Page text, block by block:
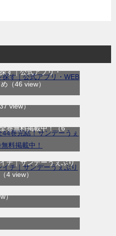
す｜公式アプリ・
（46 view）
ブラウザで無料漫画
view）
巻完結！サンデーう
巻無料掲載中！（6
チ｜サンデーうぇぶり
（4 view）
巻完結！マンガUP!で
）
ーアルして新登場！女
マンガアプリ！（4